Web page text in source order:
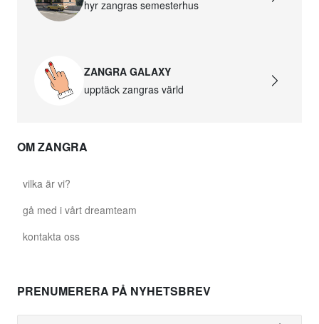
hyr zangras semesterhus
ZANGRA GALAXY
upptäck zangras värld
OM ZANGRA
vilka är vi?
gå med i vårt dreamteam
kontakta oss
PRENUMERERA PÅ NYHETSBREV